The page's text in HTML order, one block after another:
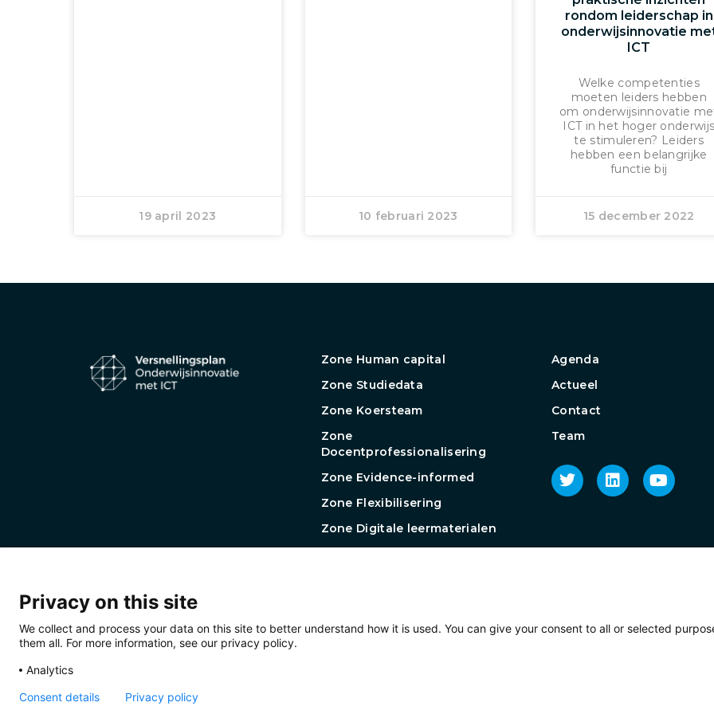
19 april 2023 10 februari 2023
rondom leiderschap in
onderwijsinnovatie
ICT
Welke competenties
moeten leiders hebben
om onderwijsinnovatie
ICT in het hoger onderwijs
te stimuleren? Leiders
hebben een belangrijke
functie bij
15 december 2022
Zone Human capital
Zone Studiedata
Zone Koersteam
Zone
Docentprofessionalisering
Zone Evidence-informed
Zone Flexibilisering
Zone Digitale leermaterialen
Werkgroep EdTech
Agenda
Actueel
Contact
Team
Privacy on this site
We collect and process your data on this site to better understand how it is used. You can give your consent to all or selected
them all. For more information, see our privacy policy.
Analytics
Consent details Privacy policy